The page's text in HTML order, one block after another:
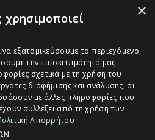
Παπαδάκη 12, T.K.:
×
εξατομικεύσουμε το περιεχόμενο,
την επισκεψιμότητά μας.
σχετικά με τη χρήση του
διαφήμισης και ανάλυσης, οι
με άλλες πληροφορίες που
συλλέξει από τη χρήση των
Απορρήτου